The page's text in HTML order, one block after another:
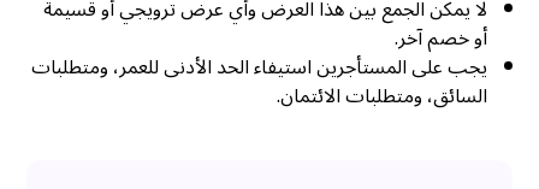
لا يمكن الجمع بين هذا العرض وأي عرض ترويجي أو قسيمة
أو خصم آخر.
يجب على المستأجرين استيفاء الحد الأدنى للعمر، ومتطلبات
السائق، ومتطلبات الائتمان.